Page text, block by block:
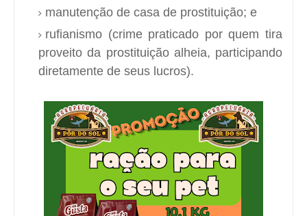
manutenção de casa de prostituição; e
rufianismo (crime praticado por quem tira
proveito da prostituição alheia, participando
diretamente de seus lucros).